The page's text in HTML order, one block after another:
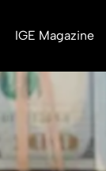
IGE Magazine